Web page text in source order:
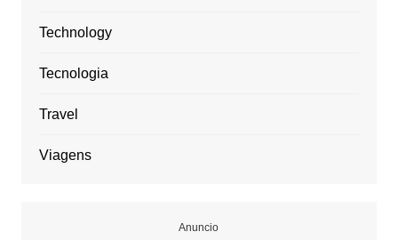
Technology
Tecnologia
Travel
Viagens
Anuncio